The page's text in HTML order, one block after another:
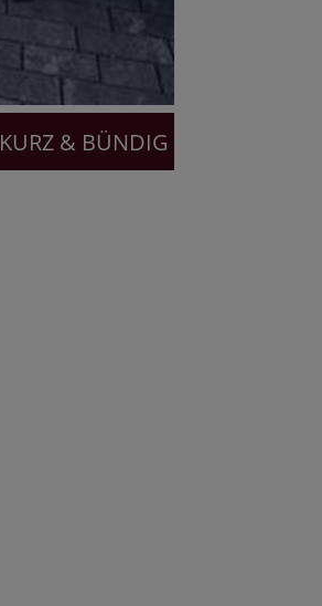
KURZ & BÜNDIG